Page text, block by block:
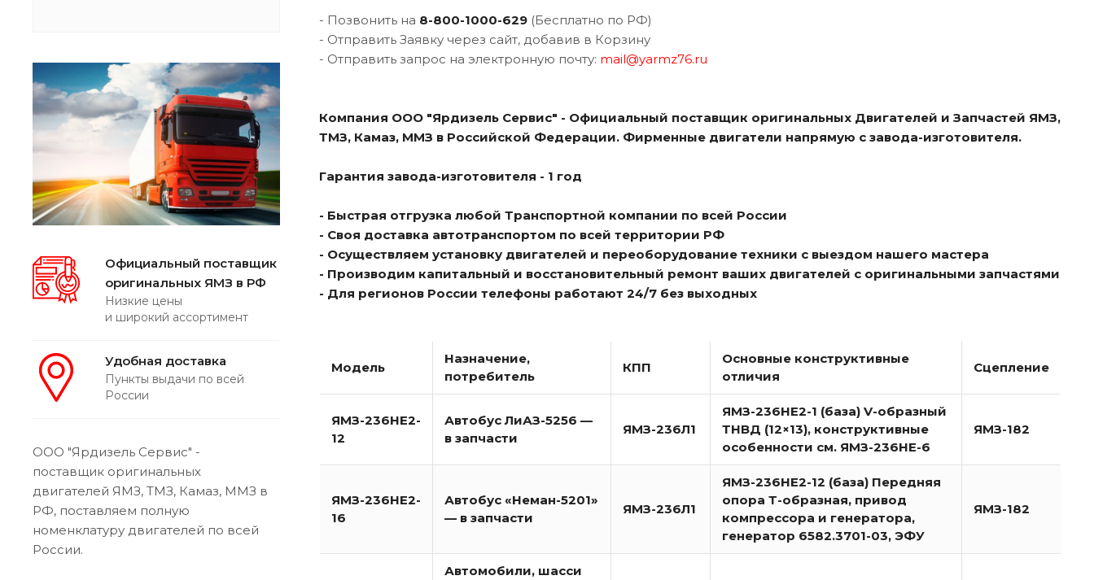
- Позвонить на 8-800-1000-629 (Бесплатно по РФ)
- Отправить Заявку через сайт, добавив в Корзину
- Отправить запрос на электронную почту: mail@yarmz76.ru
Компания ООО "Ярдизель Сервис" - Официальный поставщик оригинальных Двигателей и Запчастей ЯМЗ,
ТМЗ, Камаз, ММЗ в Российской Федерации. Фирменные двигатели напрямую с завода-изготовителя.
Гарантия завода-изготовителя - 1 год
- Быстрая отгрузка любой Транспортной компании по всей России
- Своя доставка автотранспортом по всей территории РФ
- Осуществляем установку двигателей и переоборудование техники с выездом нашего мастера
- Производим капитальный и восстановительный ремонт ваших двигателей с оригинальными запчастями
- Для регионов России телефоны работают 24/7 без выходных
Модель
Назначение,
потребитель
КПП
Основные конструктивные
отличия
Сцепление
ЯМЗ-236НЕ2-
12
Автобус ЛиАЗ-5256 —
в запчасти
ЯМЗ-236Л1
ЯМЗ-236НЕ2-1 (база) V-образный
ТНВД (12×13), конструктивные
особенности см. ЯМЗ-236НЕ-6
ЯМЗ-182
ЯМЗ-236НЕ2-
16
Автобус «Неман-5201»
— в запчасти
ЯМЗ-236Л1
ЯМЗ-236НЕ2-12 (база) Передняя
опора Т-образная, привод
компрессора и генератора,
генератор 6582.3701-03, ЭФУ
ЯМЗ-182
Автомобили, шасси
Официальный поставщик
оригинальных ЯМЗ в РФ
Низкие цены
и широкий ассортимент
Удобная доставка
Пункты выдачи по всей
России
ООО "Ярдизель Сервис" -
поставщик оригинальных
двигателей ЯМЗ, ТМЗ, Камаз, ММЗ в
РФ, поставляем полную
номенклатуру двигателей по всей
России.